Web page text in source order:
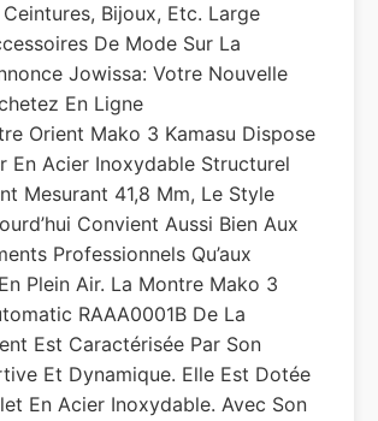
Bijoux, Etc. Large
De Mode Sur La
Jowissa: Votre Nouvelle
En Ligne
Orient Mako 3 Kamasu Dispose
En Acier Inoxydable Structurel
Mesurant 41,8 Mm, Le Style
Convient Aussi Bien Aux
Professionnels Qu’aux
Plein Air. La Montre Mako 3
RAAA0001B De La
Est Caractérisée Par Son
Et Dynamique. Elle Est Dotée
En Acier Inoxydable. Avec Son